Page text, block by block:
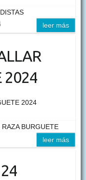
leer más
2024
2024
BURGUETE
leer más